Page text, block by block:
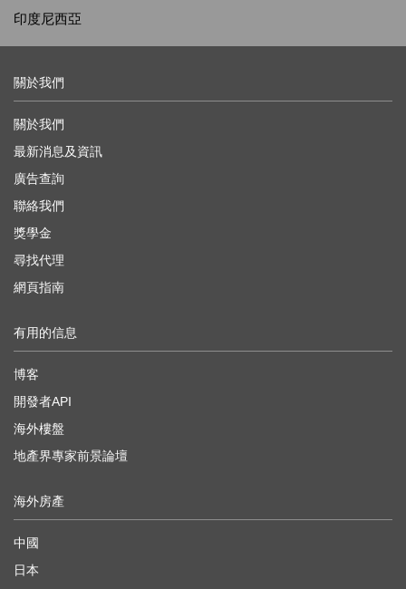
印度尼西亞
關於我們
關於我們
最新消息及資訊
廣告查詢
聯絡我們
獎學金
尋找代理
網頁指南
有用的信息
博客
開發者API
海外樓盤
地產界專家前景論壇
海外房產
中國
日本